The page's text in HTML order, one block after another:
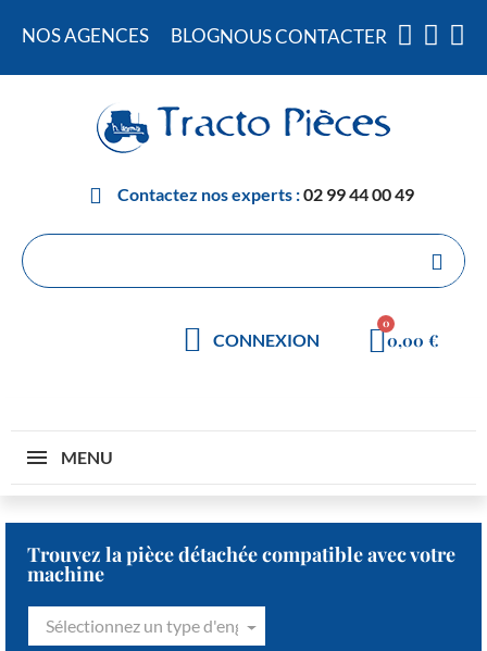
NOS AGENCES BLOGNOUS CONTACTER
Contactez nos experts :02 99 44 00 49
CONNEXION 0,00 €
MENU
Trouvez la pièce détachée compatible avec votre
machine
Sélectionnez un type d'engin